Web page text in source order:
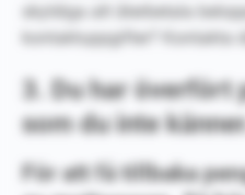
skyldiga att återbetala
kontaktuppgifter? Kontakta
3. Du har överfört
som du inte
För att få tillbaka